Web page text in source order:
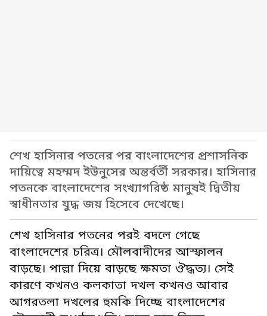
শেখ হাসিনার পতনের পর বাংলাদেশের প্রশাসনিক
দায়িত্বে মহম্মদ ইউনুসের অন্তর্বর্তী সরকার। হাসিনার
পতনকে বাংলাদেশের সংখ্যাগরিষ্ঠ মানুষই দ্বিতীয়
স্বাধীনতার যুদ্ধ জয় হিসেবে দেখেছে।
শেখ হাসিনার পতনের পরই বদলে গেছে
বাংলাদেশের চরিত্র। মৌলবাদীদের আস্ফালন
বাড়ছে। পাল্লা দিয়ে বাড়ছে ক্ষমতা ঔদ্ধত্য। সেই
কারণে কখনও কলকাতা দখল কখনও আবার
আগরতলা দখলের হুমকি দিচ্ছে বাংলাদেশের